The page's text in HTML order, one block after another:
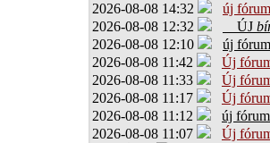
2026-08-08 14:32
új
2026-08-08 12:32
ÚJ
2026-08-08 12:10
új
2026-08-08 11:42
Új
2026-08-08 11:33
Új
2026-08-08 11:17
Új
2026-08-08 11:12
új
2026-08-08 11:07
Új